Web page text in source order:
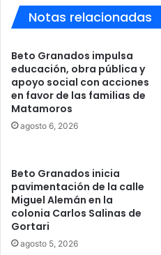
Notas relacionadas
Beto Granados impulsa
educación, obra pública y
apoyo social con acciones
en favor de las familias de
Matamoros
agosto 6, 2026
Beto Granados inicia
pavimentación de la calle
Miguel Alemán en la
colonia Carlos Salinas de
Gortari
agosto 5, 2026